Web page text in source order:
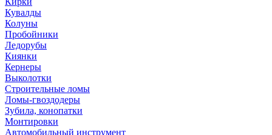
Кувалды
Колуны
Пробойники
Ледорубы
Киянки
Кернеры
Выколотки
Строительные ломы
Ломы-гвоздодеры
Зубила, конопатки
Монтировки
Автомобильный инструмент